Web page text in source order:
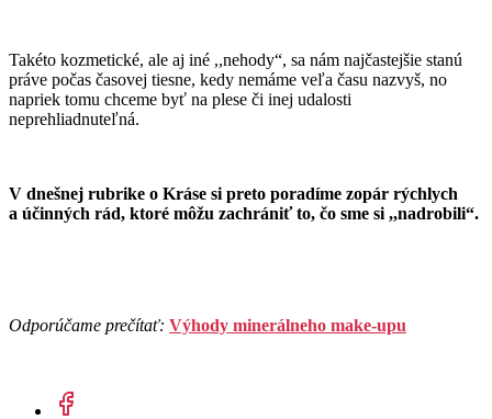
Takéto kozmetické, ale aj iné ,,nehody“, sa nám najčastejšie stanú
práve počas časovej tiesne, kedy nemáme veľa času nazvyš, no
napriek tomu chceme byť na plese či inej udalosti
neprehliadnuteľná.
V dnešnej rubrike o Kráse si preto poradíme zopár rýchlych
a účinných rád, ktoré môžu zachrániť to, čo sme si ,,nadrobili“.
Odporúčame prečítať: Výhody minerálneho make-upu